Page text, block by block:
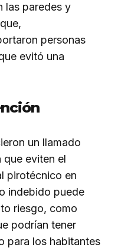
las paredes y
personas
evitó una
un llamado
que eviten el
pirotécnico en
indebido puede
riesgo, como
podrían tener
para los habitantes